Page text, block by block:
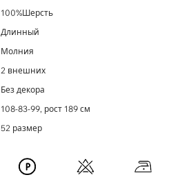
100%Шерсть
Длинный
Молния
2 внешних
Без декора
108-83-99, рост 189 см
52 размер